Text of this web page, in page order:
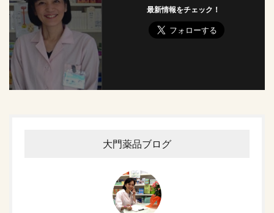
最新情報をチェック！
大門薬品ブログ